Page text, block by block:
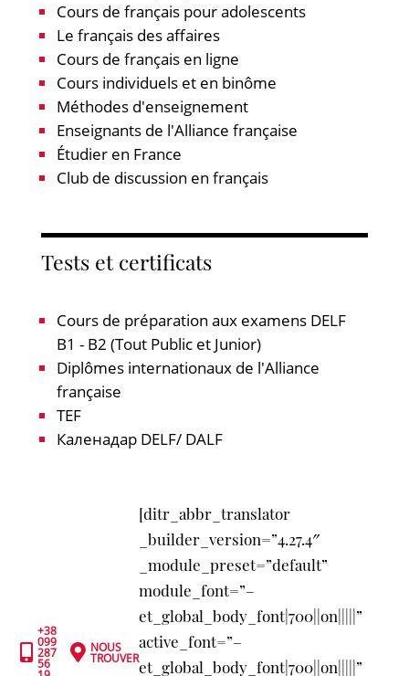
Cours de français pour adolescents
Le français des affaires
Cours de français en ligne
Cours individuels et en binôme
Méthodes d'enseignement
Enseignants de l'Alliance française
Étudier en France
Club de discussion en français
Tests et certificats
Cours de préparation aux examens DELF
B1 - B2 (Tout Public et Junior)
Diplômes internationaux de l'Alliance
française
TEF
Каленадар DELF/ DALF

+38
099
287
56
 NOUS
TROUVER
[ditr_abbr_translator
_builder_version=”4.27.4″
_module_preset=”default”
module_font=”–
et_global_body_font|700||on|||||”
active_font=”–
et_global_body_font|700||on|||||”